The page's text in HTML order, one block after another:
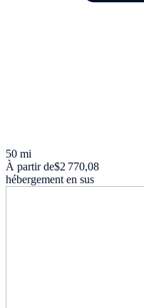
50 mi
À partir de$2 770,08
hébergement en sus